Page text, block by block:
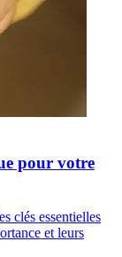
pour votre
clés essentielles
et leurs